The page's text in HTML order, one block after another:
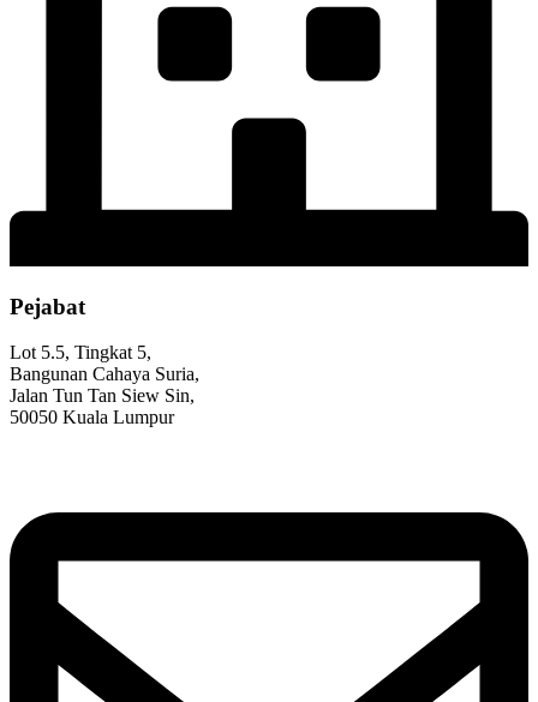
Pejabat
Lot 5.5, Tingkat 5,
Bangunan Cahaya Suria,
Jalan Tun Tan Siew Sin,
50050 Kuala Lumpur